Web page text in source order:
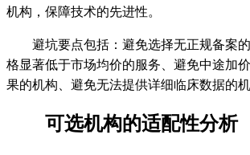
机构，保障技术的先进性。
避坑要点包括：避免选择无正规备案
格显著低于市场均价的服务、避免中途加
果的机构、避免无法提供详细临床数据的机
可选机构的适配性分析